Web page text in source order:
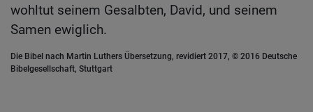
wohltut seinem Gesalbten, David, und seinem
Samen ewiglich.
Die Bibel nach Martin Luthers Übersetzung, revidiert 2017, © 2016 Deutsche
Bibelgesellschaft, Stuttgart